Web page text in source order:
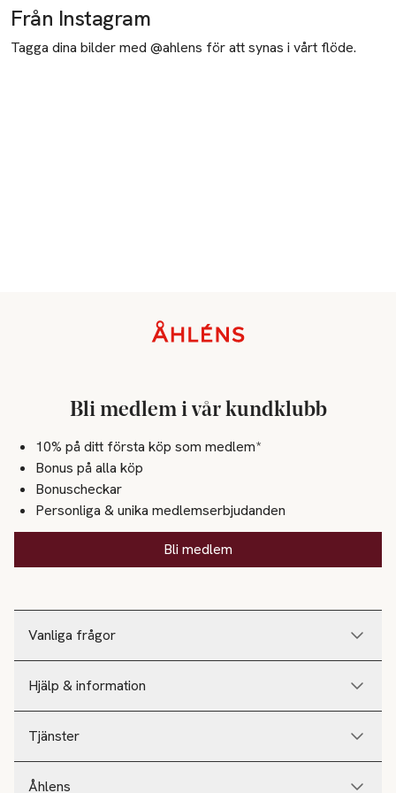
Från Instagram
Tagga dina bilder med @ahlens för att synas i vårt flöde.
Vanliga frågor
Hjälp & information
Tjänster
Åhlens
Bli medlem i vår kundklubb
10% på ditt första köp som medlem*
Bonus på alla köp
Bonuscheckar
Personliga & unika medlemserbjudanden
Bli medlem